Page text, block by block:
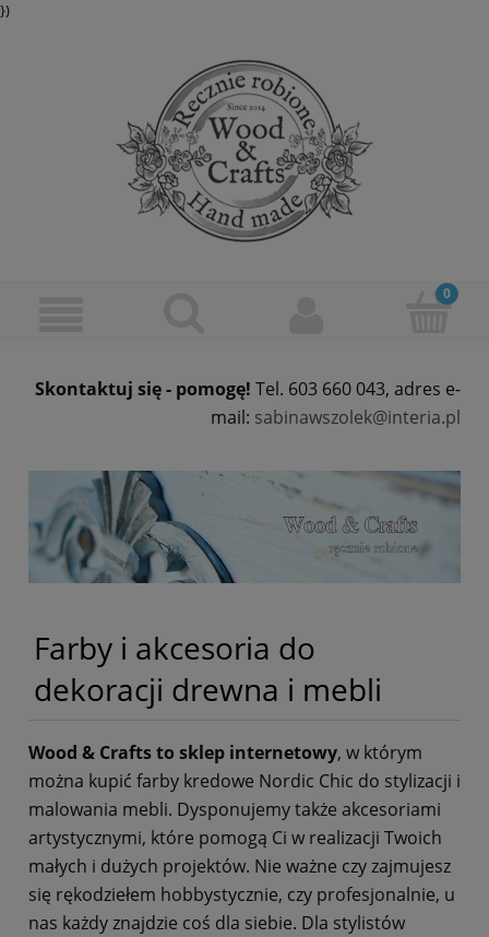
})
Skontaktuj się - pomogę! Tel. 603 660 043, adres e-
mail: sabinawszolek@interia.pl
Farby i akcesoria do
dekoracji drewna i mebli
Wood & Crafts to sklep internetowy, w którym
można kupić farby kredowe Nordic Chic do stylizacji i
malowania mebli. Dysponujemy także akcesoriami
artystycznymi, które pomogą Ci w realizacji Twoich
małych i dużych projektów. Nie ważne czy zajmujesz
się rękodziełem hobbystycznie, czy profesjonalnie, u
nas każdy znajdzie coś dla siebie. Dla stylistów